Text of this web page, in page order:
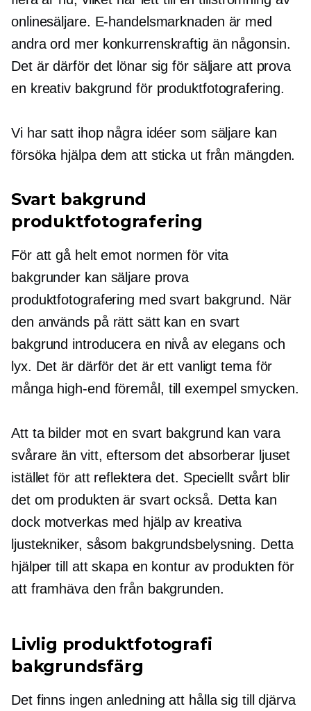
onlinesäljare. E-handelsmarknaden är med
andra ord mer konkurrenskraftig än någonsin.
Det är därför det lönar sig för säljare att prova
en kreativ bakgrund för produktfotografering.
Vi har satt ihop några idéer som säljare kan
försöka hjälpa dem att sticka ut från mängden.
Svart bakgrund
produktfotografering
För att gå helt emot normen för vita
bakgrunder kan säljare prova
produktfotografering med svart bakgrund. När
den används på rätt sätt kan en svart
bakgrund introducera en nivå av elegans och
lyx. Det är därför det är ett vanligt tema för
många high-end föremål, till exempel smycken.
Att ta bilder mot en svart bakgrund kan vara
svårare än vitt, eftersom det absorberar ljuset
istället för att reflektera det. Speciellt svårt blir
det om produkten är svart också. Detta kan
dock motverkas med hjälp av kreativa
ljustekniker, såsom bakgrundsbelysning. Detta
hjälper till att skapa en kontur av produkten för
att framhäva den från bakgrunden.
Livlig produktfotografi
bakgrundsfärg
Det finns ingen anledning att hålla sig till djärva